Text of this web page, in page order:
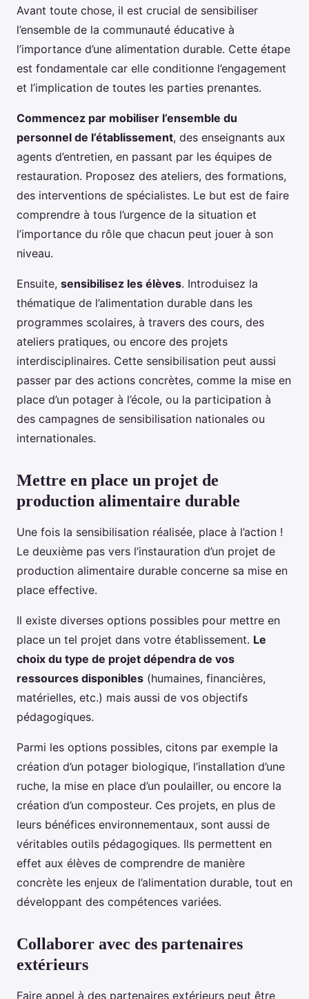
Avant toute chose, il est crucial de sensibiliser
l’ensemble de la communauté éducative à
l’importance d’une alimentation durable. Cette étape
est fondamentale car elle conditionne l’engagement
et l’implication de toutes les parties prenantes.
Commencez par mobiliser l’ensemble du
personnel de l’établissement, des enseignants aux
agents d’entretien, en passant par les équipes de
restauration. Proposez des ateliers, des formations,
des interventions de spécialistes. Le but est de faire
comprendre à tous l’urgence de la situation et
l’importance du rôle que chacun peut jouer à son
niveau.
Ensuite, sensibilisez les élèves. Introduisez la
thématique de l’alimentation durable dans les
programmes scolaires, à travers des cours, des
ateliers pratiques, ou encore des projets
interdisciplinaires. Cette sensibilisation peut aussi
passer par des actions concrètes, comme la mise en
place d’un potager à l’école, ou la participation à
des campagnes de sensibilisation nationales ou
internationales.
Mettre en place un projet de
production alimentaire durable
Une fois la sensibilisation réalisée, place à l’action !
Le deuxième pas vers l’instauration d’un projet de
production alimentaire durable concerne sa mise en
place effective.
Il existe diverses options possibles pour mettre en
place un tel projet dans votre établissement. Le
choix du type de projet dépendra de vos
ressources disponibles (humaines, financières,
matérielles, etc.) mais aussi de vos objectifs
pédagogiques.
Parmi les options possibles, citons par exemple la
création d’un potager biologique, l’installation d’une
ruche, la mise en place d’un poulailler, ou encore la
création d’un composteur. Ces projets, en plus de
leurs bénéfices environnementaux, sont aussi de
véritables outils pédagogiques. Ils permettent en
effet aux élèves de comprendre de manière
concrète les enjeux de l’alimentation durable, tout en
développant des compétences variées.
Collaborer avec des partenaires
extérieurs
Faire appel à des partenaires extérieurs peut être